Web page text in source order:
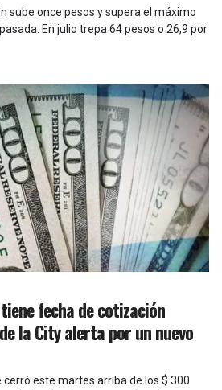
sube once pesos y supera el máximo
En julio trepa 64 pesos o 26,9 por
fecha de cotización
la City alerta por un nuevo
cerró este martes arriba de los $ 300